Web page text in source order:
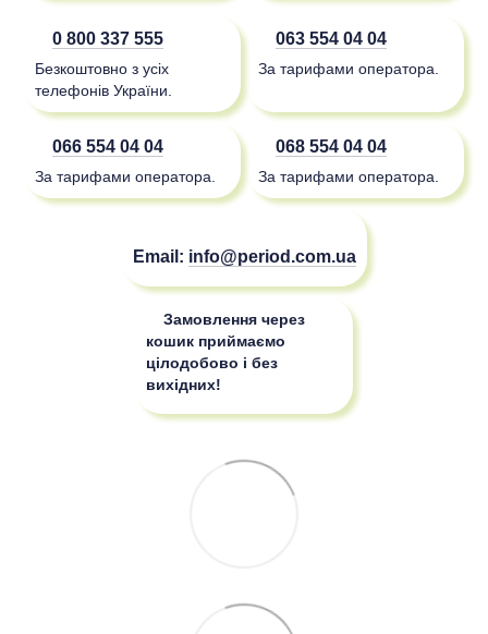
0 800 337 555
Безкоштовно з усіх
телефонів України.
063 554 04 04
За тарифами оператора.
066 554 04 04
За тарифами оператора.
068 554 04 04
За тарифами оператора.
Email: info@period.com.ua
Замовлення через
кошик приймаємо
цілодобово і без
вихідних!